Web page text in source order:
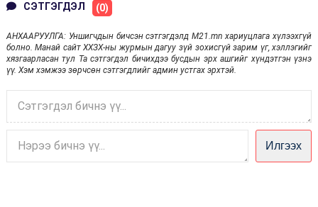
СЭТГЭГДЭЛ (0)
АНХААРУУЛГА: Уншигчдын бичсэн сэтгэгдэлд M21.mn хариуцлага хүлээхгүй
болно. Манай сайт ХХЗХ-ны журмын дагуу зүй зохисгүй зарим үг, хэллэгийг
хязгаарласан тул Та сэтгэгдэл бичихдээ бусдын эрх ашгийг хүндэтгэн үзнэ
үү. Хэм хэмжээ зөрчсөн сэтгэгдлийг админ устгах эрхтэй.
Илгээх